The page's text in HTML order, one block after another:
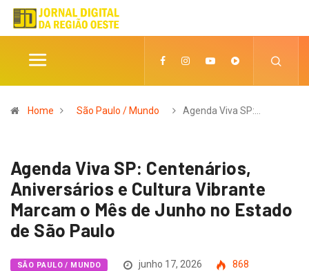
Home São Paulo / Mundo Agenda Viva SP:…
Agenda Viva SP: Centenários,
Aniversários e Cultura Vibrante
Marcam o Mês de Junho no Estado
de São Paulo
SÃO PAULO / MUNDO junho 17, 2026 868